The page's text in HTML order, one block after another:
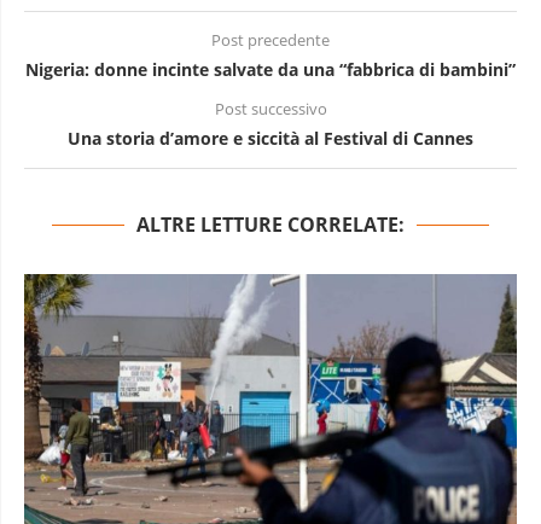
Post precedente
Nigeria: donne incinte salvate da una “fabbrica di bambini”
Post successivo
Una storia d’amore e siccità al Festival di Cannes
ALTRE LETTURE CORRELATE: